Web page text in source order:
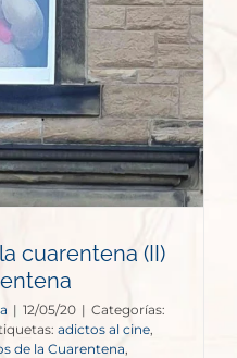
cuarentena (II)
| 12/05/20 | Categorías:
adictos al cine,
de la Cuarentena,